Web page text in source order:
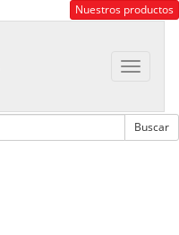
Nuestros productos
Toggle